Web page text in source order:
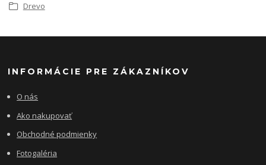
Drevo
INFORMÁCIE PRE ZÁKAZNÍKOV
O nás
Ako nakupovať
Obchodné podmienky
Fotogaléria